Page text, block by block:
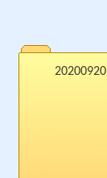
20200920